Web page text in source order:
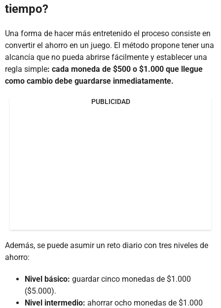
tiempo?
Una forma de hacer más entretenido el proceso consiste en
convertir el ahorro en un juego. El método propone tener una
alcancía que no pueda abrirse fácilmente y establecer una
regla simple: cada moneda de $500 o $1.000 que llegue
como cambio debe guardarse inmediatamente.
PUBLICIDAD
Además, se puede asumir un reto diario con tres niveles de
ahorro:
Nivel básico: guardar cinco monedas de $1.000
($5.000).
Nivel intermedio: ahorrar ocho monedas de $1.000